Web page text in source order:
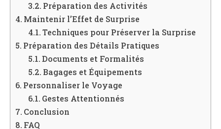
Préparation des Activités
Maintenir l’Effet de Surprise
Techniques pour Préserver la Surprise
Préparation des Détails Pratiques
Documents et Formalités
Bagages et Équipements
Personnaliser le Voyage
Gestes Attentionnés
Conclusion
FAQ